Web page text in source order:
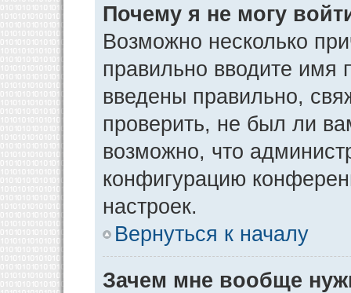
Почему я не могу
Возможно несколько
правильно вводите имя
введены правильно,
проверить, не был ли
возможно, что
конфигурацию
настроек.
Вернуться к началу
Зачем мне вообще